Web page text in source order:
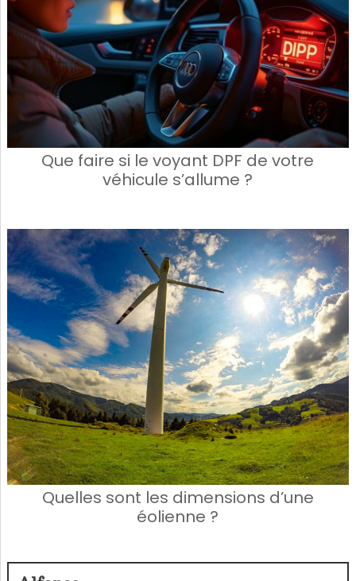
Que faire si le voyant DPF de votre
véhicule s’allume ?
Quelles sont les dimensions d’une
éolienne ?